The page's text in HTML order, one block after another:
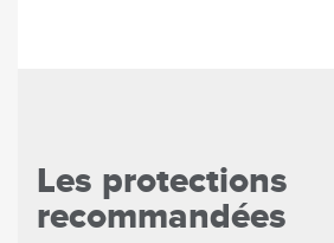
Les protections
recommandées